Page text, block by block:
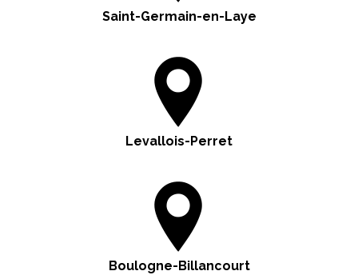
Saint-Germain-en-Laye
Levallois-Perret
Boulogne-Billancourt